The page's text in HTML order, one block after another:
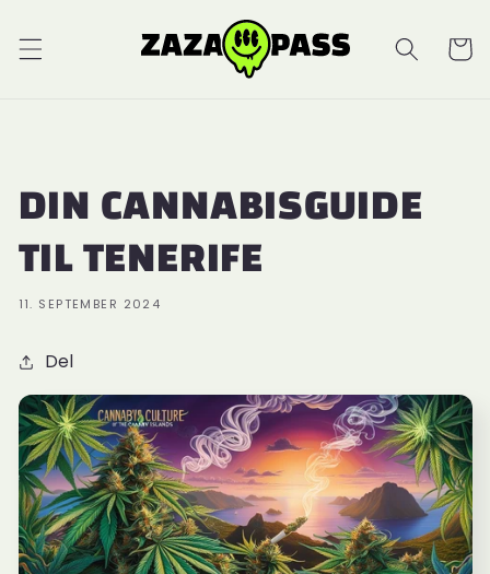
DIN CANNABISGUIDE
TIL TENERIFE
11. SEPTEMBER 2024
Del